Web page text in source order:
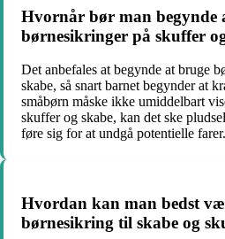
Hvornår bør man begynde
børnesikringer på skuffer
Det anbefales at begynde at bruge
skabe, så snart barnet begynder at
småbørn måske ikke umiddelbart
skuffer og skabe, kan det ske
føre sig for at undgå potentielle farer.
Hvordan kan man bedst
børnesikring til skabe og